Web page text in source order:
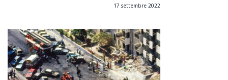
17 settembre 2022